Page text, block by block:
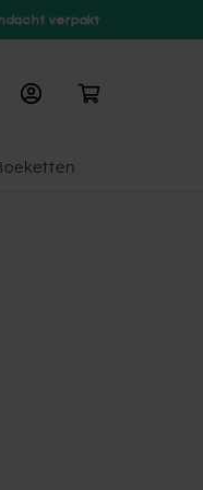
verpakt
Winkelwagen